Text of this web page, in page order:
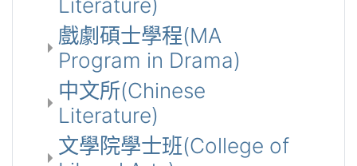
Literature)
戲劇碩士學程(MA
Program in Drama)
中文所(Chinese
Literature)
文學院學士班(College of